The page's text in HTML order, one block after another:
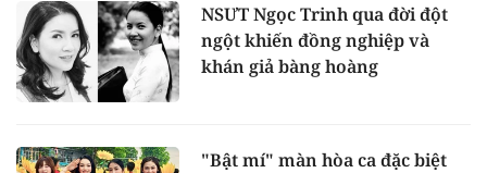
NSƯT Ngọc Trinh qua đời đột
ngột khiến đồng nghiệp và
khán giả bàng hoàng
"Bật mí" màn hòa ca đặc biệt